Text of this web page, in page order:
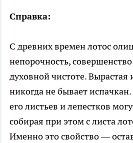
Справка:
С древних времен лотос
непорочность,
духовной чистоте. Вырастая
никогда не бывает
его листьев и лепестков
собирая при этом с листа
Именно это свойство —